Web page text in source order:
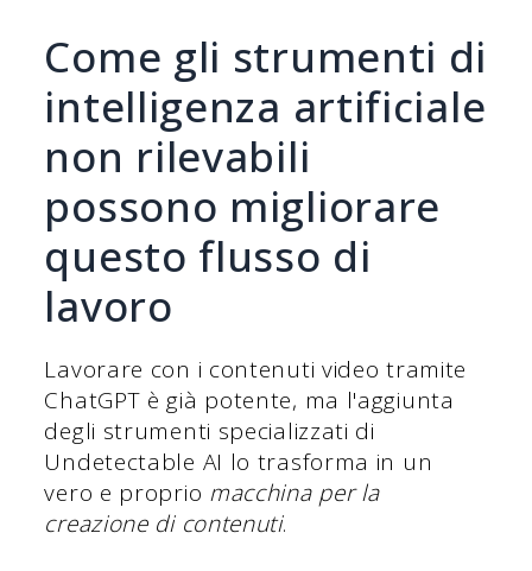
Come gli strumenti di
intelligenza artificiale
non rilevabili
possono migliorare
questo flusso di
lavoro
Lavorare con i contenuti video tramite
ChatGPT è già potente, ma l'aggiunta
degli strumenti specializzati di
Undetectable AI lo trasforma in un
vero e proprio macchina per la
creazione di contenuti.